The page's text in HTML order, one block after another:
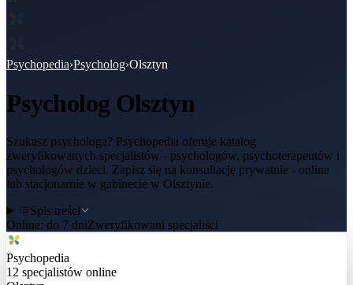
Psychopedia›Psycholog›Olsztyn
Psycholog Olsztyn
Szukasz psychologa? Psychopedia oferuje katalog
zweryfikowanych specjalistów - psychologów, psychoterapeutów i
psychologów dzieci. Zapisz się na konsultację prywatnie - online
lub stacjonarnie w gabinecie w Olsztynie.
Spis treści
Online: do 7 dniZweryfikowani specjaliści
Psychopedia
12 specjalistów online